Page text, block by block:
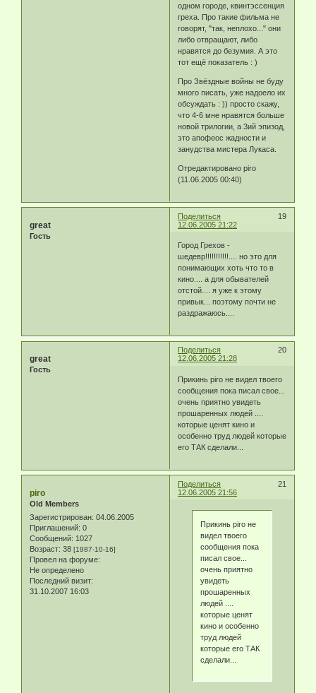
одном городе, квинтэссенция
греха. Про такие фильма не
говорят, "так, неплохо..." они
либо отвращают, либо
нравятся до безумия. А это
тот ещё показатель : )
Про Звёздные войны не буду
много писать, уже надоело их
обсуждать : )) просто скажу,
что 4-6 мне нравятся больше
новой трилогии, а 3ий эпизод,
это апофеос жадности и
занудства мистера Лукаса.
Отредактировано piro
(11.06.2005 00:40)
Поделиться
19
12.06.2005 21:22
great
Гость
Город Грехов -
шедевр!!!!!!!!!!!.... но это для
понимающих хоть что то в
кино.... а для обывателей
отстой.... я уже к этому
привык... поэтому почти не
раздражаюсь....
Поделиться
20
12.06.2005 21:28
great
Гость
Прикинь piro не видел твоего
сообщения пока писал свое...
очень приятно увидеть
прошаренных людей ....
которые ценят кино и
особенно труд людей которые
его ТАК сделали...
Поделиться
21
12.06.2005 21:56
piro
Old Members
Зарегистрирован: 04.06.2005
Приглашений: 0
Сообщений: 1027
Возраст: 38 [1987-10-16]
Провел на форуме:
Не определено
Последний визит:
31.10.2007 16:03
Прикинь piro не
видел твоего
сообщения пока
писал свое...
очень приятно
увидеть
прошаренных
людей ....
которые ценят
кино и особенно
труд людей
которые его ТАК
сделали...